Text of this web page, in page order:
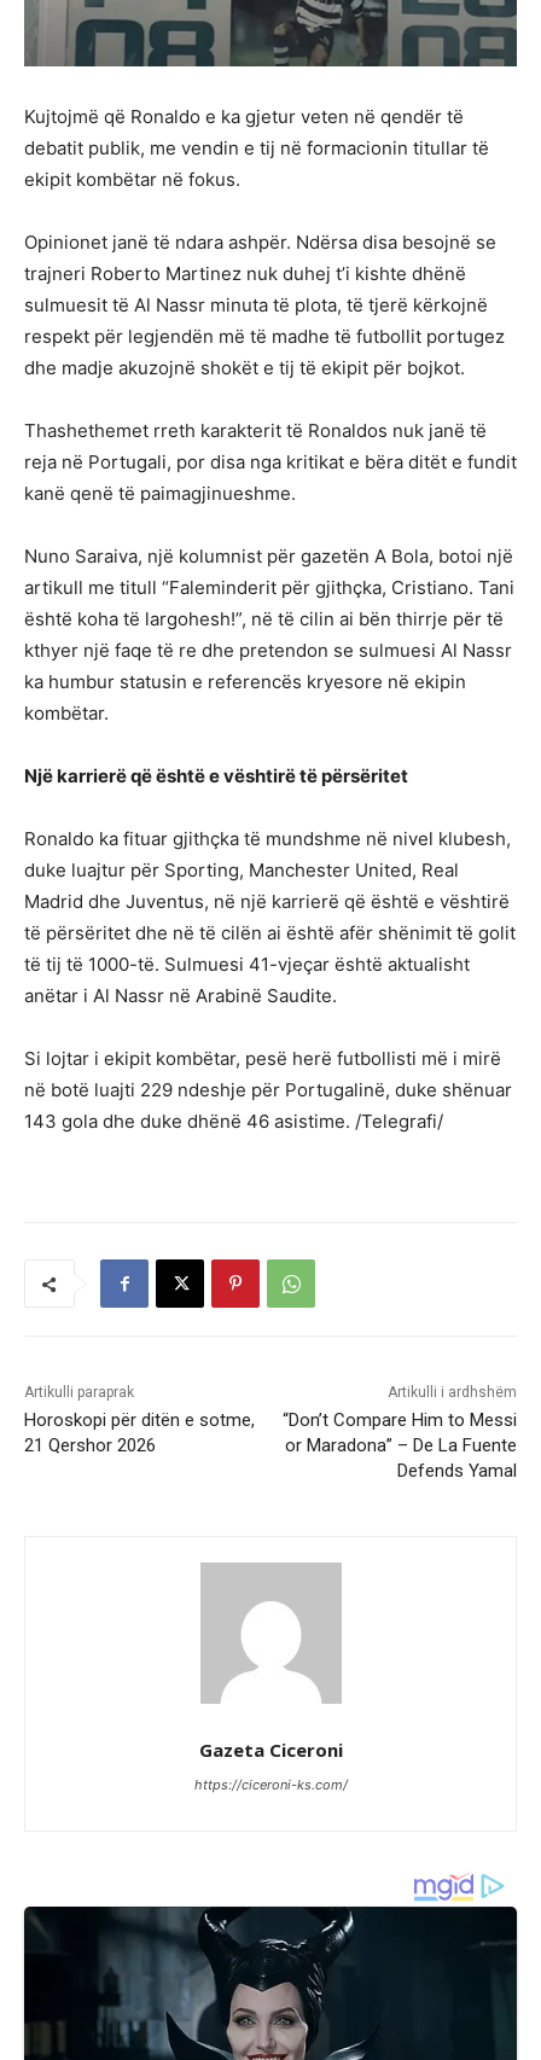
Kujtojmë që Ronaldo e ka gjetur veten në qendër të
debatit publik, me vendin e tij në formacionin titullar të
ekipit kombëtar në fokus.
Opinionet janë të ndara ashpër. Ndërsa disa besojnë se
trajneri Roberto Martinez nuk duhej t’i kishte dhënë
sulmuesit të Al Nassr minuta të plota, të tjerë kërkojnë
respekt për legjendën më të madhe të futbollit portugez
dhe madje akuzojnë shokët e tij të ekipit për bojkot.
Thashethemet rreth karakterit të Ronaldos nuk janë të
reja në Portugali, por disa nga kritikat e bëra ditët e fundit
kanë qenë të paimagjinueshme.
Nuno Saraiva, një kolumnist për gazetën A Bola, botoi një
artikull me titull “Faleminderit për gjithçka, Cristiano. Tani
është koha të largohesh!”, në të cilin ai bën thirrje për të
kthyer një faqe të re dhe pretendon se sulmuesi Al Nassr
ka humbur statusin e referencës kryesore në ekipin
kombëtar.
Një karrierë që është e vështirë të përsëritet
Ronaldo ka fituar gjithçka të mundshme në nivel klubesh,
duke luajtur për Sporting, Manchester United, Real
Madrid dhe Juventus, në një karrierë që është e vështirë
të përsëritet dhe në të cilën ai është afër shënimit të golit
të tij të 1000-të. Sulmuesi 41-vjeçar është aktualisht
anëtar i Al Nassr në Arabinë Saudite.
Si lojtar i ekipit kombëtar, pesë herë futbollisti më i mirë
në botë luajti 229 ndeshje për Portugalinë, duke shënuar
143 gola dhe duke dhënë 46 asistime. /Telegrafi/
Artikulli paraprak
Horoskopi për ditën e sotme,
21 Qershor 2026
Artikulli i ardhshëm
“Don’t Compare Him to Messi
or Maradona” – De La Fuente
Defends Yamal
Gazeta Ciceroni
https://ciceroni-ks.com/